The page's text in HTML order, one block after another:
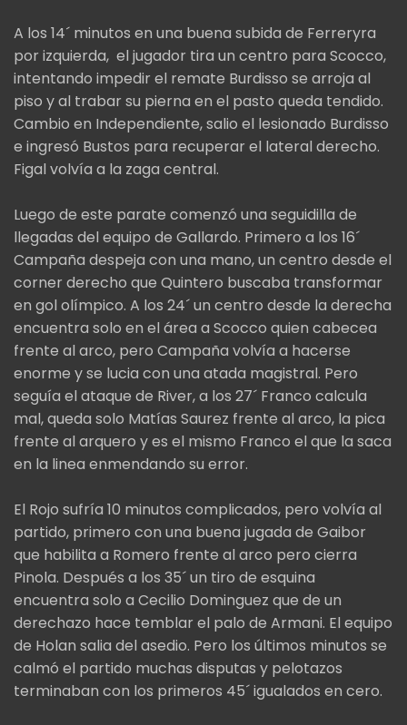
A los 14´ minutos en una buena subida de Ferreryra
por izquierda, el jugador tira un centro para Scocco,
intentando impedir el remate Burdisso se arroja al
piso y al trabar su pierna en el pasto queda tendido.
Cambio en Independiente, salio el lesionado Burdisso
e ingresó Bustos para recuperar el lateral derecho.
Figal volvía a la zaga central.
Luego de este parate comenzó una seguidilla de
llegadas del equipo de Gallardo. Primero a los 16´
Campaña despeja con una mano, un centro desde el
corner derecho que Quintero buscaba transformar
en gol olímpico. A los 24´ un centro desde la derecha
encuentra solo en el área a Scocco quien cabecea
frente al arco, pero Campaña volvía a hacerse
enorme y se lucia con una atada magistral. Pero
seguía el ataque de River, a los 27´ Franco calcula
mal, queda solo Matías Saurez frente al arco, la pica
frente al arquero y es el mismo Franco el que la saca
en la linea enmendando su error.
El Rojo sufría 10 minutos complicados, pero volvía al
partido, primero con una buena jugada de Gaibor
que habilita a Romero frente al arco pero cierra
Pinola. Después a los 35´ un tiro de esquina
encuentra solo a Cecilio Dominguez que de un
derechazo hace temblar el palo de Armani. El equipo
de Holan salia del asedio. Pero los últimos minutos se
calmó el partido muchas disputas y pelotazos
terminaban con los primeros 45´ igualados en cero.